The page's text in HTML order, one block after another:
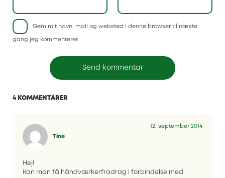
Gem mit navn, mail og websted i denne browser til næste
gang jeg kommenterer.
4 KOMMENTARER
Tine
12. september 2014
Hej!
Kan man få håndværkerfradrag i forbindelse med